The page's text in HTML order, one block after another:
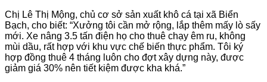
Chị Lê Thị Mộng, chủ cơ sở sản xuất khô cá tại xã Biển
Bạch, cho biết: “Xưởng tôi cần mở rộng, lắp thêm mấy lò sấy
mới. Xe nâng 3.5 tấn điện họ cho thuê chạy êm ru, không
mùi dầu, rất hợp với khu vực chế biến thực phẩm. Tôi ký
hợp đồng thuê 4 tháng luôn cho đợt xây dựng này, được
giảm giá 30% nên tiết kiệm được kha khá.”